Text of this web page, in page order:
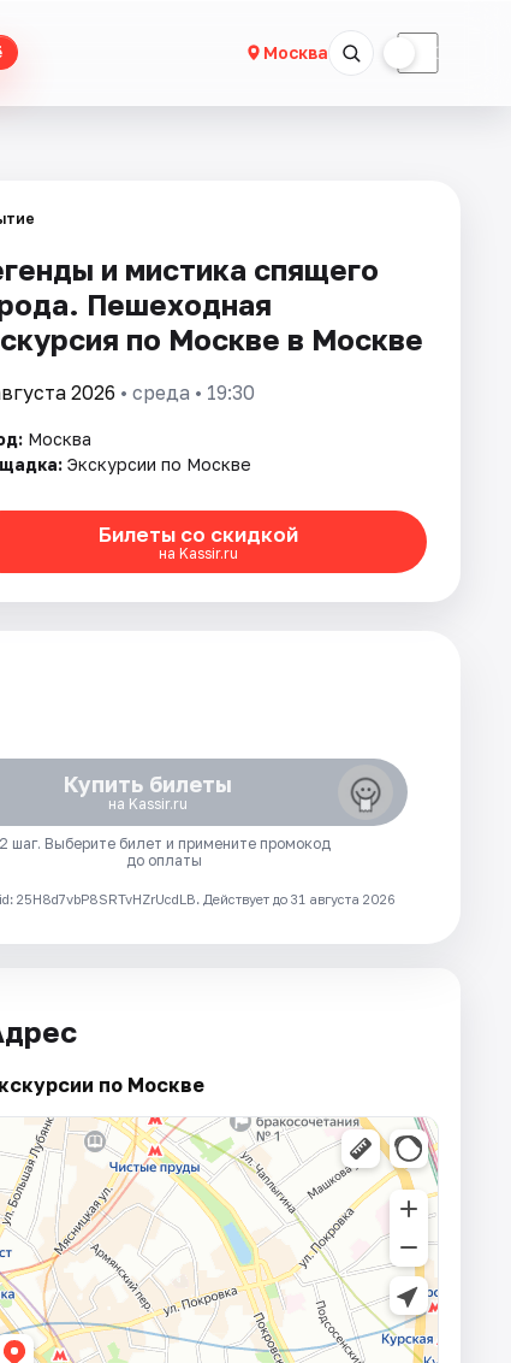
Москва ☾
и мистика спящего
Пешеходная
по Москве в Москве
2026 • среда • 19:30
Москва
Экскурсии по Москве
Билеты со скидкой
на Kassir.ru
Купить билеты
на Kassir.ru
2 шаг. Выберите билет и примените промокод
до оплаты
Действует до 31 августа 2026
по Москве